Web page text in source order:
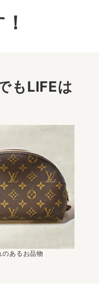
もLIFEは
のあるお品物